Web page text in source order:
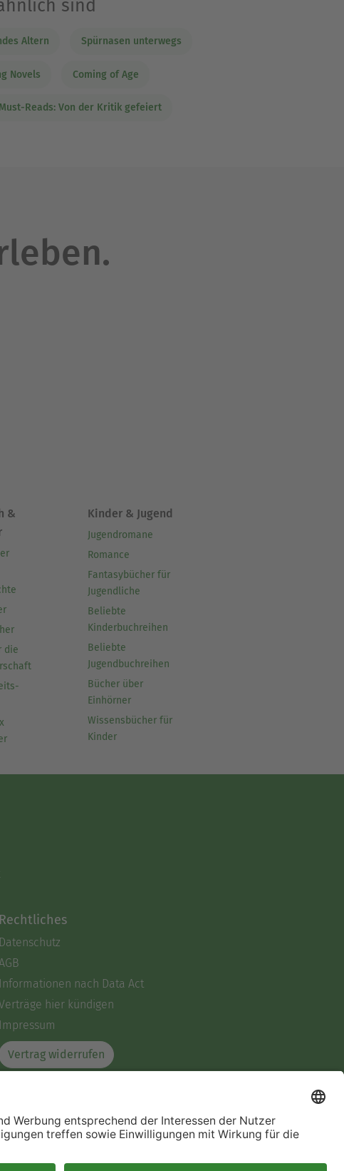
sind
Altern Spürnasen unterwegs
Novels Coming of Age
Reads: Von der Kritik gefeiert
&
die
Kinder & Jugend
Jugendromane
Romance
Fantasybücher für
Jugendliche
Beliebte
Kinderbuchreihen
Beliebte
Jugendbuchreihen
Bücher über
Einhörner
Wissensbücher für
Kinder
Rechtliches
Datenschutz
Informationen nach Data Act
hier kündigen
Impressum
Vertrag widerrufen